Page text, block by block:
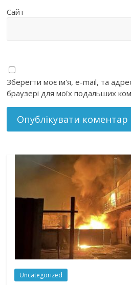
Сайт
Зберегти моє ім'я, e-mail, та
браузері для моїх подальших
Uncategorized